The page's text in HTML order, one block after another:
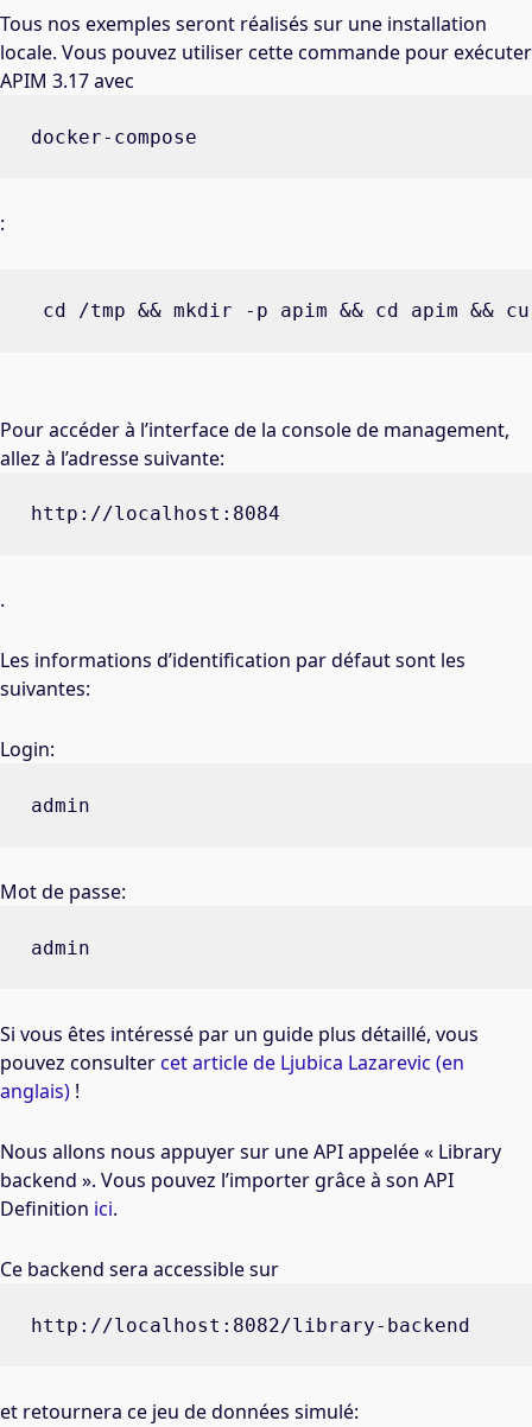
Tous nos exemples seront réalisés sur une installation
locale. Vous pouvez utiliser cette commande pour exécuter
APIM 3.17 avec
docker-compose
:
cd /tmp && mkdir -p apim && cd apim &&
Pour accéder à l’interface de la console de management,
allez à l’adresse suivante:
http://localhost:8084
.
Les informations d’identification par défaut sont les
suivantes:
Login:
admin
Mot de passe:
admin
Si vous êtes intéressé par un guide plus détaillé, vous
pouvez consultercet article de Ljubica Lazarevic (en
anglais) !
Nous allons nous appuyer sur une API appelée « Library
backend ». Vous pouvez l’importer grâce à son API
Definition ici.
Ce backend sera accessible sur
http://localhost:8082/library-backend
et retournera ce jeu de données simulé: